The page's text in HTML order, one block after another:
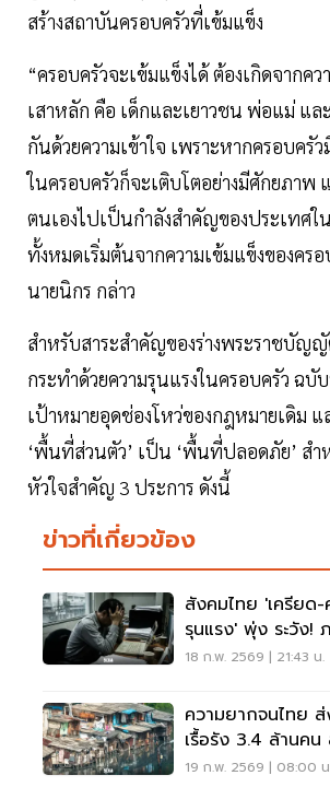
สร้างสถาบันครอบครัวที่เข้มแข็ง
“ครอบครัวจะเข้มแข็งได้ ต้องเกิดจากคว
เสาหลัก คือ เด็กและเยาวชน พ่อแม่ แล
กันด้วยความเข้าใจ เพราะหากครอบครั
ในครอบครัวก็จะเติบโตอย่างมีศักยภาพ
ตนเองไปเป็นกำลังสำคัญของประเทศใ
ทั้งหมดเริ่มต้นจากความเข้มแข็งของคร
นายนิกร กล่าว
สำหรับสาระสำคัญของร่างพระราชบัญ
กระทำด้วยความรุนแรงในครอบครัว ฉบั
เป้าหมายอุดช่องโหว่ของกฎหมายเดิม
‘พื้นที่ส่วนตัว’ เป็น ‘พื้นที่ปลอดภัย’ ส
หัวใจสำคัญ 3 ประการ ดังนี้
ข่าวที่เกี่ยวข้อง
สังคมไทย 'เครียด
รุนแรง' พุ่ง ระวัง!
อันตราย
18 ก.พ. 2569 | 21:43 น.
ความยากจนไท
เรื้อรัง 3.4 ล้านค
หลายจังหวัด
19 ก.พ. 2569 | 08:00